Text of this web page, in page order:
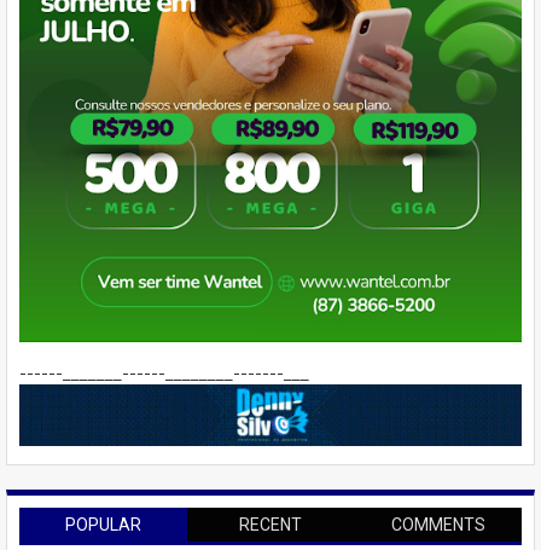
------_______------________-------___
POPULAR RECENT COMMENTS